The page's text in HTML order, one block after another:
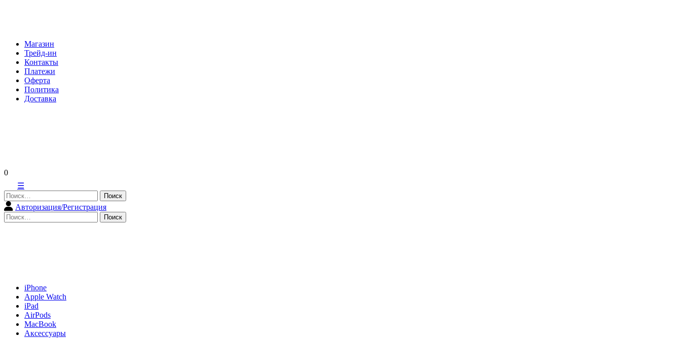
Магазин
Трейд-ин
Контакты
Платежи
Оферта
Политика
Доставка
0
☰
Найти:
Авторизация/Регистрация
Найти:
iPhone
Apple Watch
iPad
AirPods
MacBook
Аксессуары